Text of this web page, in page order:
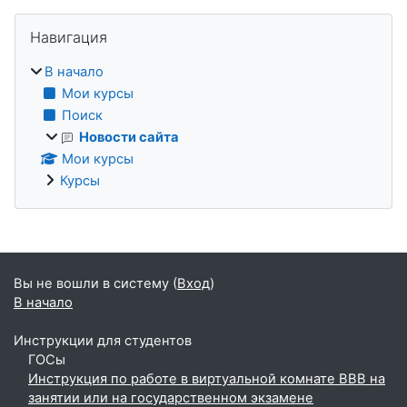
Навигация
В начало
Мои курсы
Поиск
Новости сайта
Мои курсы
Курсы
Дополнительные блоки
Вы не вошли в систему (Вход)
В начало
Инструкции для студентов
ГОСы
Инструкция по работе в виртуальной комнате BBB на
занятии или на государственном экзамене